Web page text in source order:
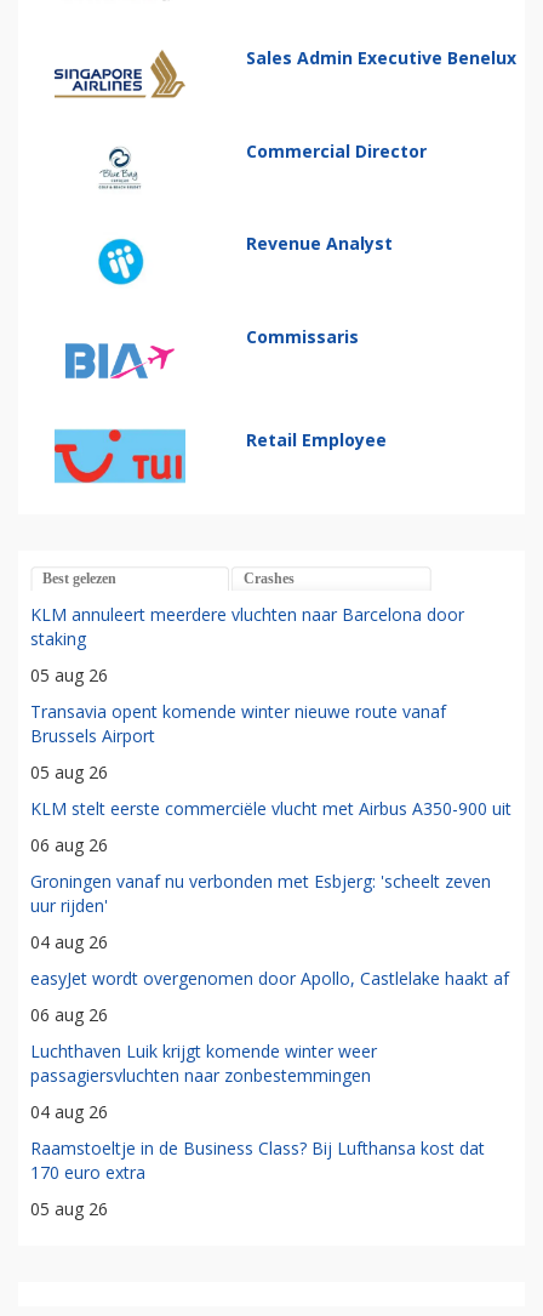
Sales Admin Executive Benelux
Commercial Director
Revenue Analyst
Commissaris
Retail Employee
Best gelezen Crashes
KLM annuleert meerdere vluchten naar Barcelona door
staking
05 aug 26
Transavia opent komende winter nieuwe route vanaf
Brussels Airport
05 aug 26
KLM stelt eerste commerciële vlucht met Airbus A350-900 uit
06 aug 26
Groningen vanaf nu verbonden met Esbjerg: 'scheelt zeven
uur rijden'
04 aug 26
easyJet wordt overgenomen door Apollo, Castlelake haakt af
06 aug 26
Luchthaven Luik krijgt komende winter weer
passagiersvluchten naar zonbestemmingen
04 aug 26
Raamstoeltje in de Business Class? Bij Lufthansa kost dat
170 euro extra
05 aug 26